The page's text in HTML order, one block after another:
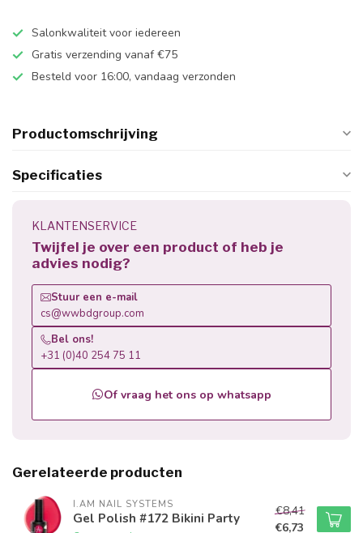
Salonkwaliteit voor iedereen
Gratis verzending vanaf €75
Besteld voor 16:00, vandaag verzonden
Productomschrijving
Specificaties
KLANTENSERVICE
Twijfel je over een product of heb je
advies nodig?
Stuur een e-mail
cs@wwbdgroup.com
Bel ons!
+31 (0)40 254 75 11
Of vraag het ons op whatsapp
Gerelateerde producten
I.AM NAIL SYSTEMS
Gel Polish #172 Bikini Party
€8,41
€6,73